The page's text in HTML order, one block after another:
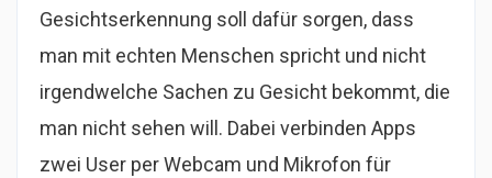
Gesichtserkennung soll dafür sorgen, dass
man mit echten Menschen spricht und nicht
irgendwelche Sachen zu Gesicht bekommt, die
man nicht sehen will. Dabei verbinden Apps
zwei User per Webcam und Mikrofon für